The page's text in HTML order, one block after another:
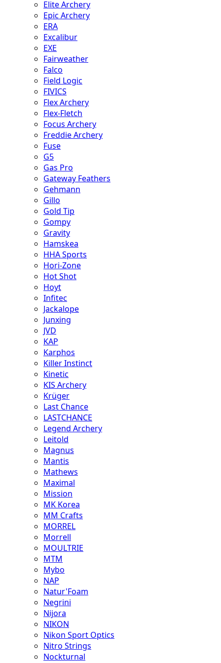
Elite Archery
Epic Archery
ERA
Excalibur
EXE
Fairweather
Falco
Field Logic
FIVICS
Flex Archery
Flex-Fletch
Focus Archery
Freddie Archery
Fuse
G5
Gas Pro
Gateway Feathers
Gehmann
Gillo
Gold Tip
Gompy
Gravity
Hamskea
HHA Sports
Hori-Zone
Hot Shot
Hoyt
Infitec
Jackalope
Junxing
JVD
KAP
Karphos
Killer Instinct
Kinetic
KIS Archery
Krüger
Last Chance
LASTCHANCE
Legend Archery
Leitold
Magnus
Mantis
Mathews
Maximal
Mission
MK Korea
MM Crafts
MORREL
Morrell
MOULTRIE
MTM
Mybo
NAP
Natur'Foam
Negrini
Nijora
NIKON
Nikon Sport Optics
Nitro Strings
Nockturnal